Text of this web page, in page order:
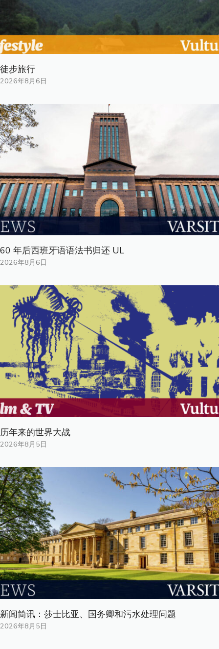
徒步旅行
2026年8月6日
60 年后西班牙语语法书归还 UL
2026年8月6日
历年来的世界大战
2026年8月5日
新闻简讯：莎士比亚、国务卿和污水处理问题
2026年8月5日